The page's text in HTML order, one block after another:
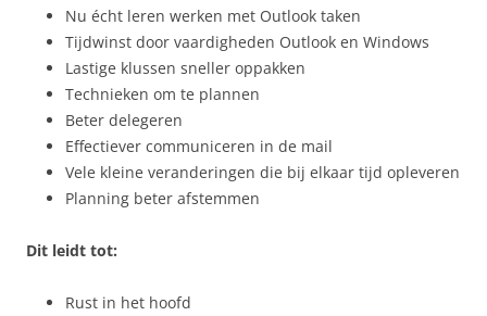
Nu écht leren werken met Outlook taken
Tijdwinst door vaardigheden Outlook en Windows
Lastige klussen sneller oppakken
Technieken om te plannen
Beter delegeren
Effectiever communiceren in de mail
Vele kleine veranderingen die bij elkaar tijd opleveren
Planning beter afstemmen
Dit leidt tot:
Rust in het hoofd